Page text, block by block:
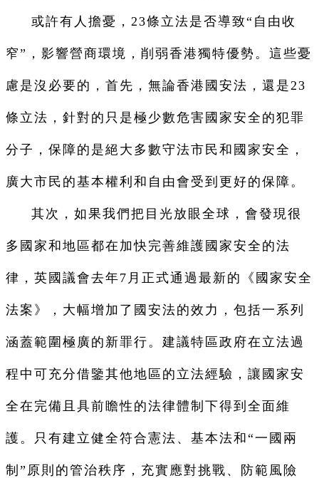
或許有人擔憂，23條立法是否導致“自由收
窄”，影響營商環境，削弱香港獨特優勢。這些憂
慮是沒必要的，首先，無論香港國安法，還是23
條立法，針對的只是極少數危害國家安全的犯罪
分子，保障的是絕大多數守法市民和國家安全，
廣大市民的基本權利和自由會受到更好的保障。
其次，如果我們把目光放眼全球，會發現很
多國家和地區都在加快完善維護國家安全的法
律，英國議會去年7月正式通過最新的《國家安全
法案》，大幅增加了國安法的效力，包括一系列
涵蓋範圍極廣的新罪行。建議特區政府在立法過
程中可充分借鑒其他地區的立法經驗，讓國家安
全在完備且具前瞻性的法律體制下得到全面維
護。只有建立健全符合憲法、基本法和“一國兩
制”原則的管治秩序，充實應對挑戰、防範風險